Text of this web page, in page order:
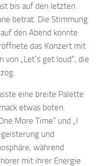
bis auf den letzten
betrat. Die Stimmung
den Abend konnte
das Konzert mit
„Let’s get loud“, die
eine breite Palette
etwas boten.
More Time“ und „I
und
während
mit ihrer Energie